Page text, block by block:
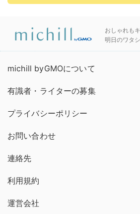
おしゃれも
明日のワタ
michill byGMOについて
有識者・ライターの募集
プライバシーポリシー
お問い合わせ
連絡先
利用規約
運営会社